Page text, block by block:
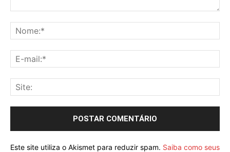
Este site utiliza o Akismet para reduzir spam. Saiba como seus